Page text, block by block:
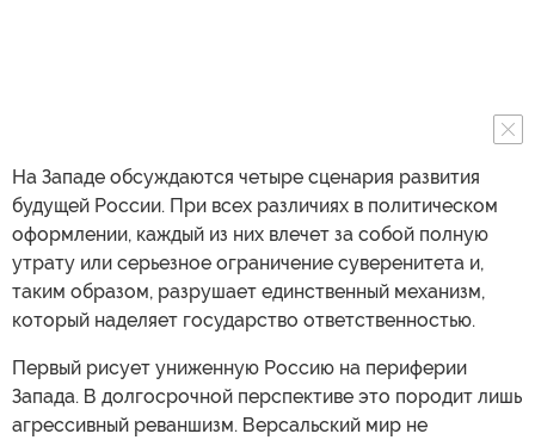
На Западе обсуждаются четыре сценария развития
будущей России. При всех различиях в политическом
оформлении, каждый из них влечет за собой полную
утрату или серьезное ограничение суверенитета и,
таким образом, разрушает единственный механизм,
который наделяет государство ответственностью.
Первый рисует униженную Россию на периферии
Запада. В долгосрочной перспективе это породит лишь
агрессивный реваншизм. Версальский мир не